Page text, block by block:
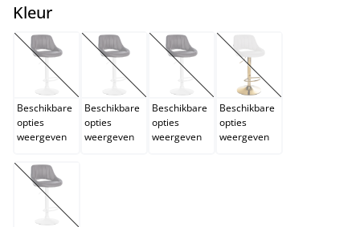
Kleurselect
bruin
(Deze optie is momenteel niet beschikbaar.)
Beschikbare
opties
weergeven
creme
(Deze optie is momenteel niet beschikbaar.)
Beschikbare
opties
weergeven
grijs
(Deze optie is momenteel niet
Beschikbare
opties
weergeven
wit
(Deze optie is
Beschikbare
opties
weergeven
zwart
(Deze optie is momenteel niet beschikbaar.)